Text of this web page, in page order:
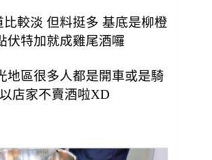
較淡 但料挺多 基底是柳橙
伏特加就成雞尾酒囉
地區很多人都是開車或是騎
店家不賣酒啦XD